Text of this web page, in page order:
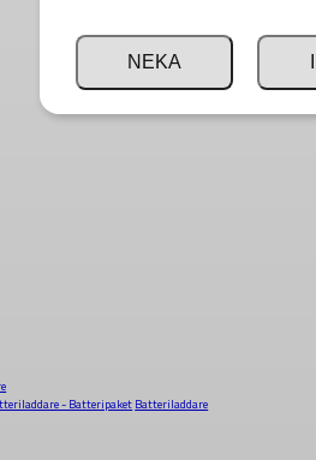
- BatteripaketBatteriladdare
NEKA